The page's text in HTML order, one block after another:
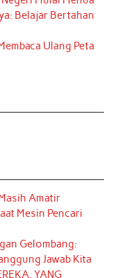
Belajar Bertahan
Ulang Peta
Amatir
Mesin Pencari
Gelombang:
Jawab Kita
YANG